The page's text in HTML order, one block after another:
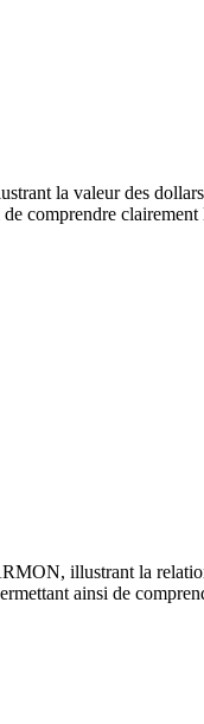
la valeur des
comprendre clairement
illustrant la
ainsi de